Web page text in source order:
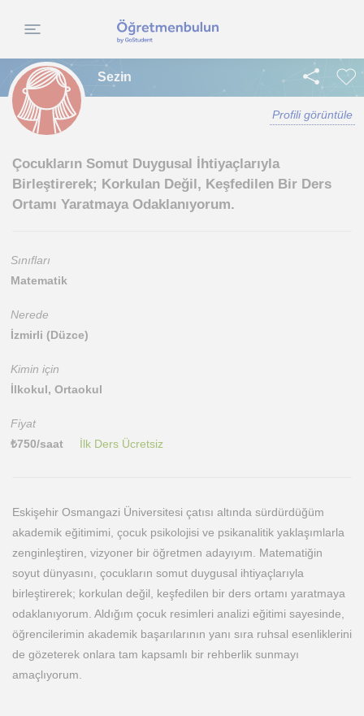
Sezin
Profili görüntüle
Çocukların Somut Duygusal İhtiyaçlarıyla
Birleştirerek; Korkulan Değil, Keşfedilen Bir Ders
Ortamı Yaratmaya Odaklanıyorum.
Sınıfları
Matematik
Nerede
İzmirli (Düzce)
Kimin için
İlkokul, Ortaokul
Fiyat
₺750/saat İlk Ders Ücretsiz
Eskişehir Osmangazi Üniversitesi çatısı altında sürdürdüğüm
akademik eğitimimi, çocuk psikolojisi ve psikanalitik yaklaşımlarla
zenginleştiren, vizyoner bir öğretmen adayıyım. Matematiğin
soyut dünyasını, çocukların somut duygusal ihtiyaçlarıyla
birleştirerek; korkulan değil, keşfedilen bir ders ortamı yaratmaya
odaklanıyorum. Aldığım çocuk resimleri analizi eğitimi sayesinde,
öğrencilerimin akademik başarılarının yanı sıra ruhsal esenliklerini
de gözeterek onlara tam kapsamlı bir rehberlik sunmayı
amaçlıyorum.